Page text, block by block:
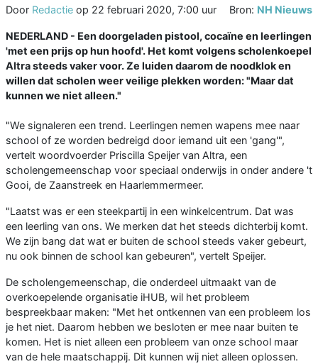
Door Redactie op 22 februari 2020, 7:00 uur Bron: NH Nieuws
NEDERLAND - Een doorgeladen pistool, cocaïne en leerlingen
'met een prijs op hun hoofd'. Het komt volgens scholenkoepel
Altra steeds vaker voor. Ze luiden daarom de noodklok en
willen dat scholen weer veilige plekken worden: "Maar dat
kunnen we niet alleen."
"We signaleren een trend. Leerlingen nemen wapens mee naar
school of ze worden bedreigd door iemand uit een 'gang'",
vertelt woordvoerder Priscilla Speijer van Altra, een
scholengemeenschap voor speciaal onderwijs in onder andere 't
Gooi, de Zaanstreek en Haarlemmermeer.
"Laatst was er een steekpartij in een winkelcentrum. Dat was
een leerling van ons. We merken dat het steeds dichterbij komt.
We zijn bang dat wat er buiten de school steeds vaker gebeurt,
nu ook binnen de school kan gebeuren", vertelt Speijer.
De scholengemeenschap, die onderdeel uitmaakt van de
overkoepelende organisatie iHUB, wil het probleem
bespreekbaar maken: "Met het ontkennen van een probleem los
je het niet. Daarom hebben we besloten er mee naar buiten te
komen. Het is niet alleen een probleem van onze school maar
van de hele maatschappij. Dit kunnen wij niet alleen oplossen.